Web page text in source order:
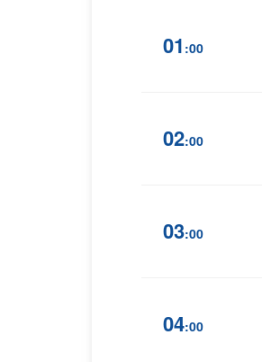
01 :00
02:00
03:00
04:00